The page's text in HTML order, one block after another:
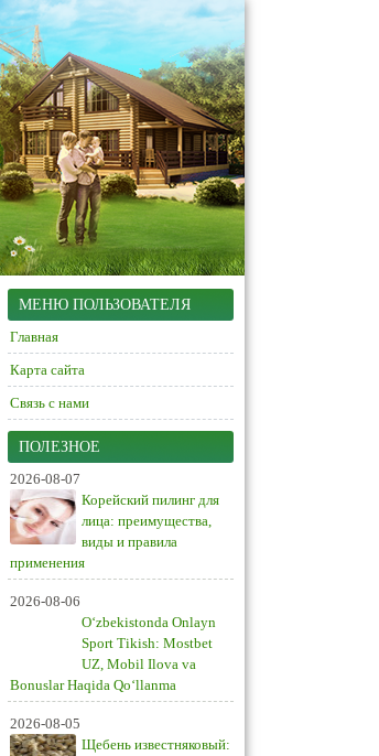
МЕНЮ ПОЛЬЗОВАТЕЛЯ
Главная
Карта сайта
Связь с нами
ПОЛЕЗНОЕ
2026-08-07
Корейский пилинг для
лица: преимущества,
виды и правила
применения
2026-08-06
O‘zbekistonda Onlayn
Sport Tikish: Mostbet
UZ, Mobil Ilova va
Bonuslar Haqida Qo‘llanma
2026-08-05
Щебень известняковый: